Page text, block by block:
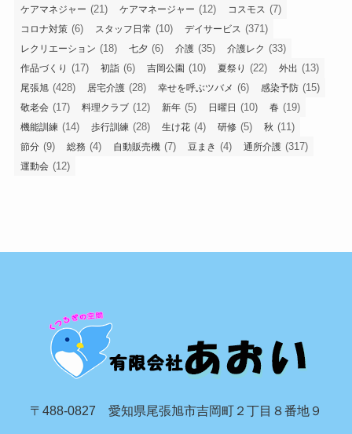
ケアマネジャー (21) ケアマネージャー (12) コスモス (7)
コロナ対策 (6) スタッフ日常 (10) デイサービス (371)
レクリエーション (18) 七夕 (6) 介護 (35) 介護レク (33)
作品づくり (17) 初詣 (6) 吉岡公園 (10) 夏祭り (22) 外出 (13)
尾張旭 (428) 居宅介護 (28) 幸せを呼ぶツバメ (6) 感染予防 (15)
敬老会 (17) 料理クラブ (12) 新年 (5) 日曜日 (10) 春 (19)
機能訓練 (14) 歩行訓練 (28) 生け花 (4) 研修 (5) 秋 (11)
節分 (9) 総務 (4) 自動販売機 (7) 豆まき (4) 通所介護 (317)
運動会 (12)
〒488-0827 愛知県尾張旭市吉岡町２丁目８番地９